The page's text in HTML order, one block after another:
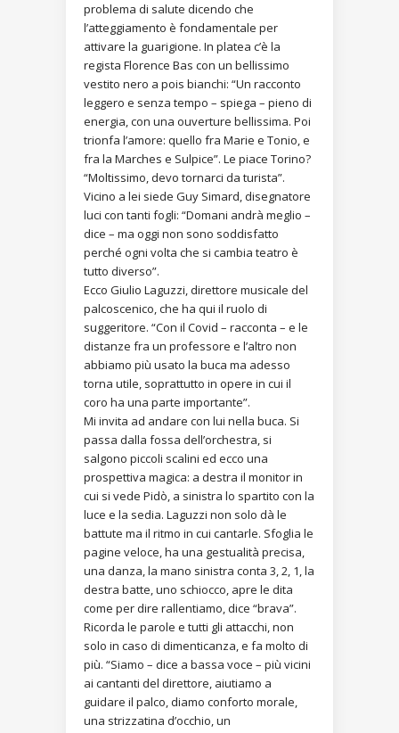
problema di salute dicendo che
l’atteggiamento è fondamentale per
attivare la guarigione. In platea c’è la
regista Florence Bas con un bellissimo
vestito nero a pois bianchi: “Un racconto
leggero e senza tempo – spiega – pieno di
energia, con una ouverture bellissima. Poi
trionfa l’amore: quello fra Marie e Tonio, e
fra la Marches e Sulpice”. Le piace Torino?
“Moltissimo, devo tornarci da turista”.
Vicino a lei siede Guy Simard, disegnatore
luci con tanti fogli: “Domani andrà meglio –
dice – ma oggi non sono soddisfatto
perché ogni volta che si cambia teatro è
tutto diverso”.
Ecco Giulio Laguzzi, direttore musicale del
palcoscenico, che ha qui il ruolo di
suggeritore. “Con il Covid – racconta – e le
distanze fra un professore e l’altro non
abbiamo più usato la buca ma adesso
torna utile, soprattutto in opere in cui il
coro ha una parte importante”.
Mi invita ad andare con lui nella buca. Si
passa dalla fossa dell’orchestra, si
salgono piccoli scalini ed ecco una
prospettiva magica: a destra il monitor in
cui si vede Pidò, a sinistra lo spartito con la
luce e la sedia. Laguzzi non solo dà le
battute ma il ritmo in cui cantarle. Sfoglia le
pagine veloce, ha una gestualità precisa,
una danza, la mano sinistra conta 3, 2, 1, la
destra batte, uno schiocco, apre le dita
come per dire rallentiamo, dice “brava”.
Ricorda le parole e tutti gli attacchi, non
solo in caso di dimenticanza, e fa molto di
più. “Siamo – dice a bassa voce – più vicini
ai cantanti del direttore, aiutiamo a
guidare il palco, diamo conforto morale,
una strizzatina d’occhio, un